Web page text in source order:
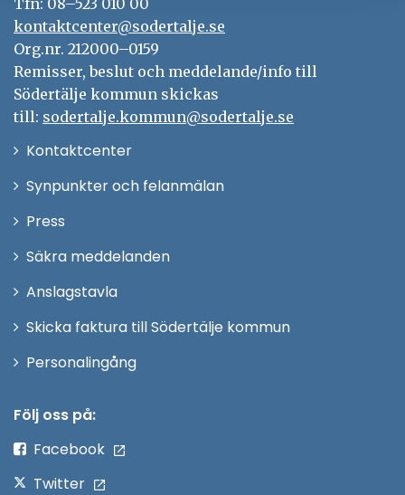
Tfn: 08–523 010 00
kontaktcenter@sodertalje.se
Org.nr. 212000–0159
Remisser, beslut och meddelande/info till
Södertälje kommun skickas
till: sodertalje.kommun@sodertalje.se
KontaktcenterÖppna
Synpunkter och felanmälan
Press
fönster
Säkra meddelanden
Anslagstavla
Skicka faktura till Södertälje kommun
PersonalingångÖppna
Följ oss på:
Facebook
Twitter